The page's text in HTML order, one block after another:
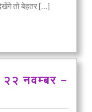
तो बेहतर […]
२२ नवम्बर –